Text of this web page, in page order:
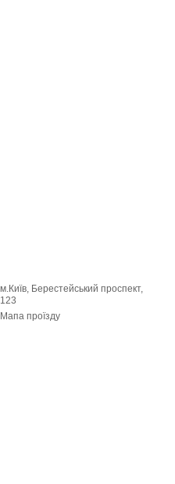
м.Київ, Берестейський проспект,
123
Мапа проїзду